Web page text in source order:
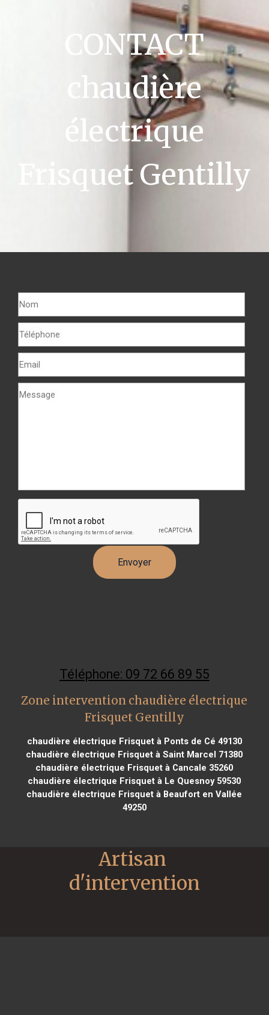
CONTACT
chaudière
électrique
Frisquet Gentilly
Téléphone: 09 72 66 89 55
Zone intervention chaudière électrique
Frisquet Gentilly
chaudière électrique Frisquet à Ponts de Cé 49130
chaudière électrique Frisquet à Saint Marcel 71380
chaudière électrique Frisquet à Cancale 35260
chaudière électrique Frisquet à Le Quesnoy 59530
chaudière électrique Frisquet à Beaufort en Vallée
49250
Artisan
d'intervention